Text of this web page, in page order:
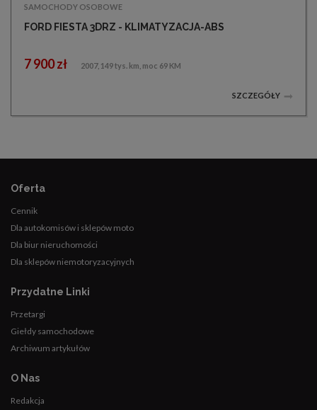
SAMOCHODY OSOBOWE
FORD FIESTA 3DRZ - KLIMATYZACJA-ABS
7 900 zł 2007, 149 tys. km, moc 69 KM
SZCZEGÓŁY
Oferta
Cennik
Dla autokomisów i sklepów moto
Dla biur nieruchomości
Dla sklepów niemotoryzacyjnych
Przydatne Linki
Przetargi
Giełdy samochodowe
Archiwum artykułów
O Nas
Redakcja